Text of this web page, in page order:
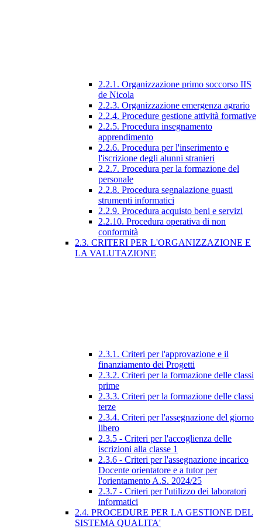
2.2.1. Organizzazione primo soccorso IIS
de Nicola
2.2.3. Organizzazione emergenza agrario
2.2.4. Procedure gestione attività formative
2.2.5. Procedura insegnamento
apprendimento
2.2.6. Procedura per l'inserimento e
l'iscrizione degli alunni stranieri
2.2.7. Procedura per la formazione del
personale
2.2.8. Procedura segnalazione guasti
strumenti informatici
2.2.9. Procedura acquisto beni e servizi
2.2.10. Procedura operativa di non
conformità
2.3. CRITERI PER L'ORGANIZZAZIONE E
LA VALUTAZIONE
2.3.1. Criteri per l'approvazione e il
finanziamento dei Progetti
2.3.2. Criteri per la formazione delle classi
prime
2.3.3. Criteri per la formazione delle classi
terze
2.3.4. Criteri per l'assegnazione del giorno
libero
2.3.5 - Criteri per l'accoglienza delle
iscrizioni alla classe 1
2.3.6 - Criteri per l'assegnazione incarico
Docente orientatore e a tutor per
l'orientamento A.S. 2024/25
2.3.7 - Criteri per l'utilizzo dei laboratori
informatici
2.4. PROCEDURE PER LA GESTIONE DEL
SISTEMA QUALITA'